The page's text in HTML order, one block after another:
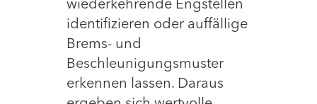
wiederkehrende Engstellen
identifizieren oder auffällige
Brems- und
Beschleunigungsmuster
erkennen lassen. Daraus